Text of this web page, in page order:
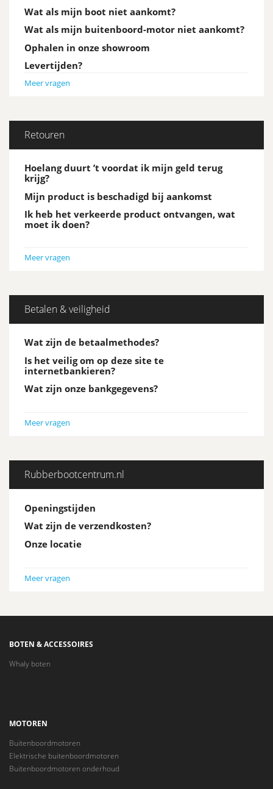
Wat als mijn boot niet aankomt?
Wat als mijn buitenboord-motor niet aankomt?
Ophalen in onze showroom
Levertijden?
Meer vragen
Retouren
Hoelang duurt ’t voordat ik mijn geld terug
krijg?
Mijn product is beschadigd bij aankomst
Ik heb het verkeerde product ontvangen, wat
moet ik doen?
Meer vragen
Betalen & veiligheid
Wat zijn de betaalmethodes?
Is het veilig om op deze site te
internetbankieren?
Wat zijn onze bankgegevens?
Meer vragen
Rubberbootcentrum.nl
Openingstijden
Wat zijn de verzendkosten?
Onze locatie
Meer vragen
BOTEN & ACCESSOIRES
Whaly boten
MOTOREN
Buitenboordmotoren
Elektrische buitenboordmotoren
Buitenboordmotoren onderhoud